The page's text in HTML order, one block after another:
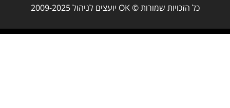
כל הזכויות שמורות © OK יועצים לניהול 2009-2025